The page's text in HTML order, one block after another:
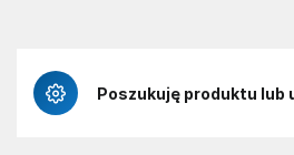
Poszukuję produktu lub